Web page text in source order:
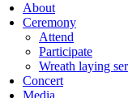
About
Ceremony
Attend
Participate
Wreath laying
Concert
Media